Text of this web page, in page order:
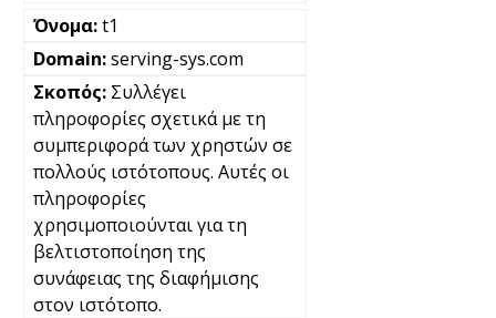
t1
serving-sys.com
Συλλέγει
πληροφορίες σχετικά με τη
συμπεριφορά των χρηστών σε
πολλούς ιστότοπους. Αυτές οι
πληροφορίες
χρησιμοποιούνται για τη
βελτιστοποίηση της
συνάφειας της διαφήμισης
στον ιστότοπο.